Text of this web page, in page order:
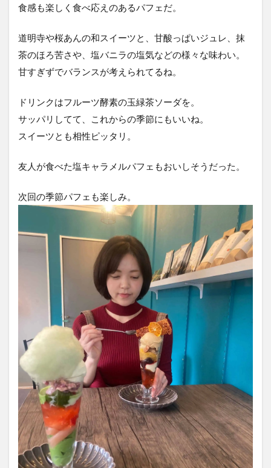
食感も楽しく食べ応えのあるパフェだ。
道明寺や桜あんの和スイーツと、甘酸っぱいジュレ、抹
茶のほろ苦さや、塩バニラの塩気などの様々な味わい。
甘すぎずでバランスが考えられてるね。
ドリンクはフルーツ酵素の玉緑茶ソーダを。
サッパリしてて、これからの季節にもいいね。
スイーツとも相性ピッタリ。
友人が食べた塩キャラメルパフェもおいしそうだった。
次回の季節パフェも楽しみ。